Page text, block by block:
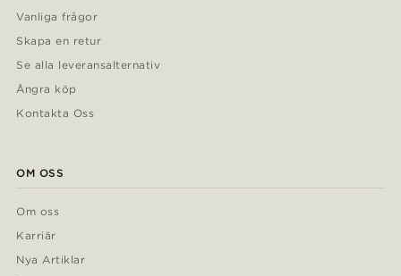
Vanliga frågor
Skapa en retur
Se alla leveransalternativ
Ångra köp
Kontakta Oss
OM OSS
Om oss
Karriär
Nya Artiklar